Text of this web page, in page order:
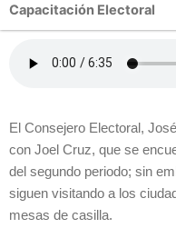
Capacitación Electoral
El Consejero Electoral,
con Joel Cruz, que se
del segundo periodo; sin
siguen visitando a los
mesas de casilla.